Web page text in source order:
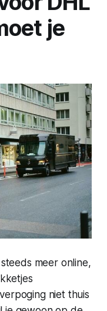
je
meer online,
niet thuis